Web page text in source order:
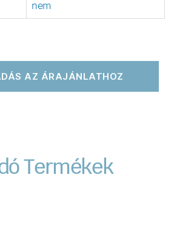
nem
AZ ÁRAJÁNLATHOZ
Termékek